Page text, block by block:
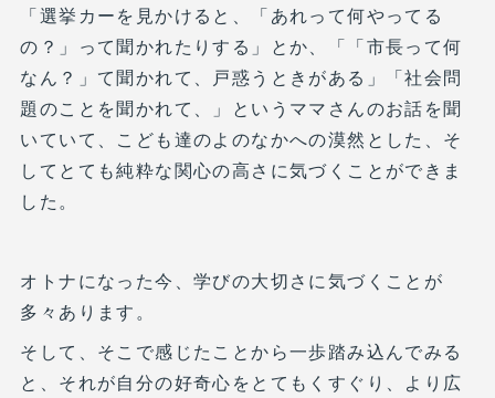
「選挙カーを見かけると、「あれって何やってる
の？」って聞かれたりする」とか、「「市長って何
なん？」て聞かれて、戸惑うときがある」「社会問
題のことを聞かれて、」というママさんのお話を聞
いていて、こども達のよのなかへの漠然とした、そ
してとても純粋な関心の高さに気づくことができま
した。
オトナになった今、学びの大切さに気づくことが
多々あります。
そして、そこで感じたことから一歩踏み込んでみる
と、それが自分の好奇心をとてもくすぐり、より広